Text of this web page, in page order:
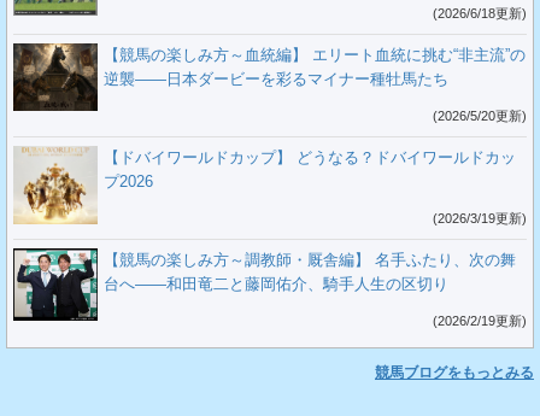
(2026/6/18更新)
【競馬の楽しみ方～血統編】 エリート血統に挑む“非主流”の
逆襲――日本ダービーを彩るマイナー種牡馬たち
(2026/5/20更新)
【ドバイワールドカップ】 どうなる？ドバイワールドカッ
プ2026
(2026/3/19更新)
【競馬の楽しみ方～調教師・厩舎編】 名手ふたり、次の舞
台へ――和田竜二と藤岡佑介、騎手人生の区切り
(2026/2/19更新)
競馬ブログをもっとみる